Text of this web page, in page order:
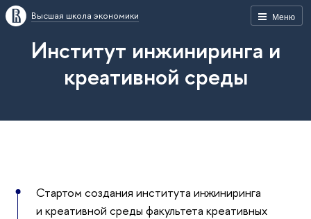
Меню
Высшая школа экономики
Институт инжиниринга и
креативной среды
Стартом создания института инжиниринга
и креативной среды факультета креативных